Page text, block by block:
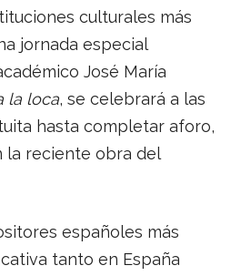
culturales más
jornada especial
José María
la loca, se celebrará a las
hasta completar aforo,
la reciente obra del
españoles más
tanto en España